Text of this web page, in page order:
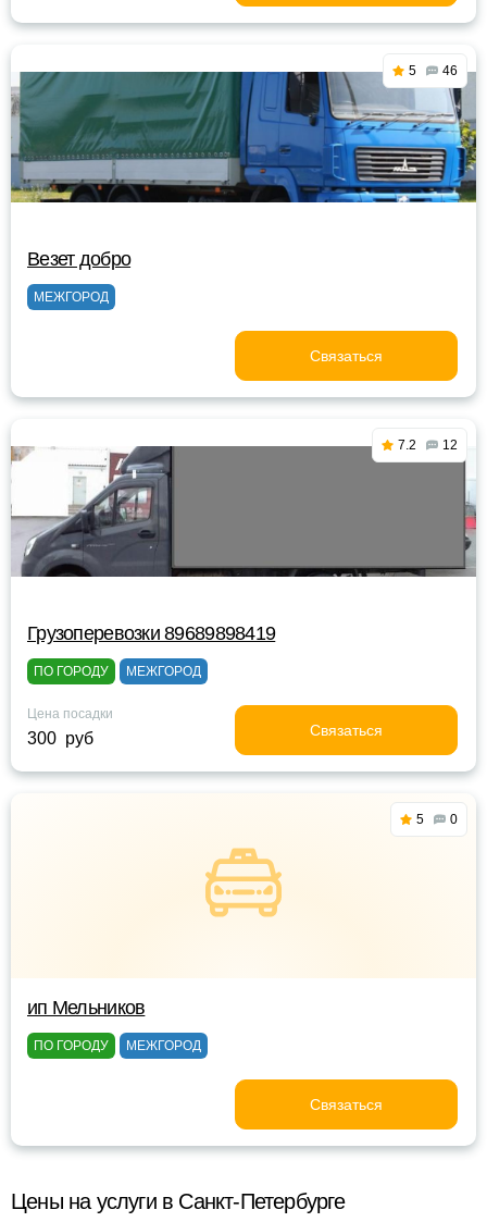
5 46
Везет добро
МЕЖГОРОД
Связаться
7.2 12
Грузоперевозки 89689898419
ПО ГОРОДУ МЕЖГОРОД
Цена посадки
300 руб Связаться
5 0
ип Мельников
ПО ГОРОДУ МЕЖГОРОД
Связаться
Цены на услуги в Санкт-Петербурге